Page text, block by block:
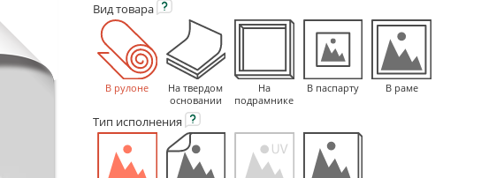
Видтовара
В рулоне
На твердом
основании
На
подрамнике
В паспарту В раме
Тип исполнения